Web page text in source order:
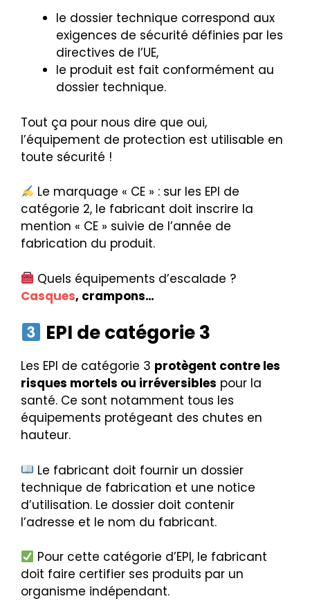
le dossier technique correspond aux
exigences de sécurité définies par les
directives de l’UE,
le produit est fait conformément au
dossier technique.
Tout ça pour nous dire que oui,
l’équipement de protection est utilisable en
toute sécurité !
Le marquage « CE » : sur les EPI de
catégorie 2, le fabricant doit inscrire la
mention « CE » suivie de l’année de
fabrication du produit.
Quels équipements d’escalade ?
Casques, crampons…
EPI de catégorie 3
Les EPI de catégorie 3 protègent contre les
risques mortels ou irréversibles pour la
santé. Ce sont notamment tous les
équipements protégeant des chutes en
hauteur.
Le fabricant doit fournir un dossier
technique de fabrication et une notice
d’utilisation. Le dossier doit contenir
l’adresse et le nom du fabricant.
Pour cette catégorie d’EPI, le fabricant
doit faire certifier ses produits par un
organisme indépendant.